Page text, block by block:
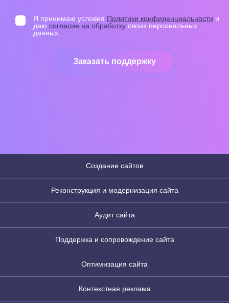
Я принимаю условия Политики конфиденциальности и
даю согласие на обработку своих персональных
данных.
Создание сайтов
Реконструкция и модернизация сайта
Аудит сайта
Поддержка и сопровождение сайта
Оптимизация сайта
Контекстная реклама